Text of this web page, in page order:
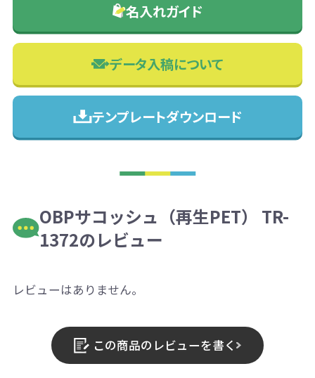
名入れガイド
データ入稿について
テンプレートダウンロード
OBPサコッシュ（再生PET） TR-
1372のレビュー
レビューはありません。
この商品のレビューを書く